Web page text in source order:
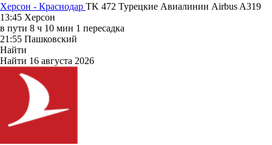
Херсон - Краснодар TK 472 Турецкие Авиалинии Airbus A319
13:45 Херсон
в пути 8 ч 10 мин 1 пересадка
21:55 Пашковский
Найти
Найти 16 августа 2026